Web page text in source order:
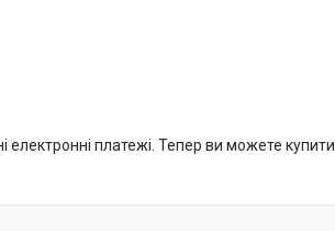
електронні платежі. Тепер ви можете